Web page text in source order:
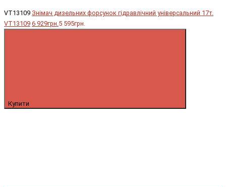
VT13109 Знімач дизельних форсунок гідравлічний універсальний 17т.
VT13109 6 929грн.5 595грн.
Купити